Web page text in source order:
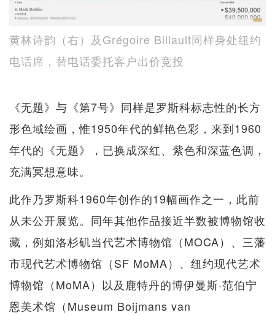
黄林诗韵（右）及Grégoire Billault同样身处纽约
电话席，替电话委托客户出价竞投
《无题》与《第7号》同样是罗斯科标志性的长方
形色域绘画，惟1950年代的鲜艳色彩，来到1960
年代的《无题》，已换成深红、紫色和深蓝色调，
充满冥想意味。
此作乃罗斯科1960年创作的19幅画作之一，此前
从未公开展览。同年其他作品接近半数被博物馆收
藏，例如洛杉矶当代艺术博物馆（MOCA）、三藩
市现代艺术博物馆（SF MoMA）、纽约现代艺术
博物馆（MoMA）以及鹿特丹的博伊曼斯·范伯宁
恩美术馆（Museum Boijmans van